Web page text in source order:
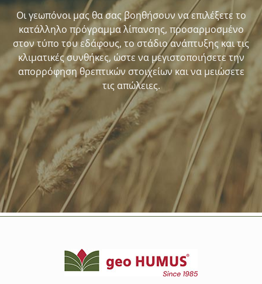
Οι γεωπόνοι μας θα σας βοηθήσουν να επιλέξετε το
κατάλληλο πρόγραμμα λίπανσης, προσαρμοσμένο
στον τύπο του εδάφους, το στάδιο ανάπτυξης και τις
κλιματικές συνθήκες, ώστε να μεγιστοποιήσετε την
απορρόφηση θρεπτικών στοιχείων και να μειώσετε
τις απώλειες.